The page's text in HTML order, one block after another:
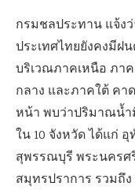
กรมชลประทาน แจ้ง
ประเทศไทยยังคงมีฝ
บริเวณภาคเหนือ ภา
กลาง และภาคใต้ ค
หน้า พบว่าปริมาณน้ำ
ใน 10 จังหวัด ได้แก่
สุพรรณบุรี พระนครศ
สมุทรปราการ รวมถึ